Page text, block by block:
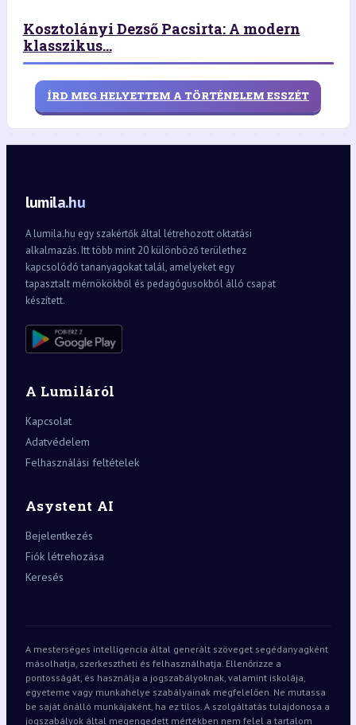
Kosztolányi Dezső Pacsirta: A modern
klasszikus...
ÍRD MEG HELYETTEM A TÖRTÉNELEM ESSZÉT
lumila.hu
A lumila.hu egy szakértők által létrehozott oktatási
alkalmazás. Itt több mint 20 különböző területhez
kapcsolódó tananyagokat talál, amelyeket egy
tapasztalt mérnökökből és pedagógusokból álló csapat
készített.
A Lumiláról
Kapcsolat
Adatvédelem
Felhasználási feltételek
Asystent AI
Bejelentkezés
Fiók létrehozása
Keresés
A mesterséges intelligencia által generált szöveget segédanyagként
másolhatja, szerkesztheti és felhasználhatja. Ellenőrizze a
pontosságát, és használja a jogszabályoknak, valamint iskolája,
egyeteme vagy munkahelye szabályainak megfelelően. Ne mutassa
be saját önálló munkájaként, ha ez tilos. A szolgáltatás tulajdonosa a
jogszabályok által megengedett mértékben nem felel a tartalom